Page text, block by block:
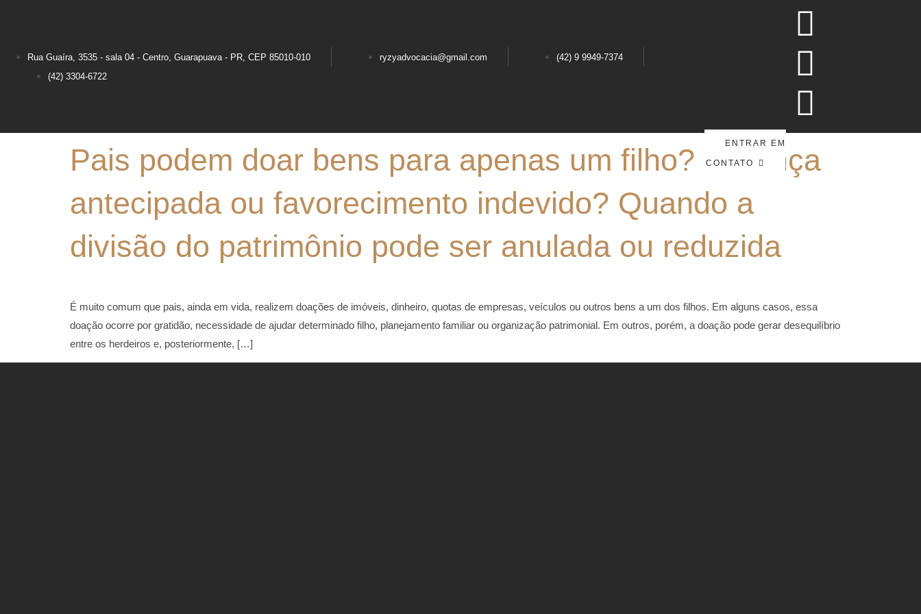
Rua Guaíra, 3535 - sala 04 - Centro, Guarapuava - PR, CEP 85010-010 ryzyadvocacia@gmail.com
(42) 9 9949-7374
(42) 3304-6722
ENTRAR EM
CONTATO
Pais podem doar bens para apenas um filho? Herança
antecipada ou favorecimento indevido? Quando a
divisão do patrimônio pode ser anulada ou reduzida
É muito comum que pais, ainda em vida, realizem doações de imóveis, dinheiro, quotas de empresas, veículos ou outros bens a um dos filhos. Em alguns casos, essa
doação ocorre por gratidão, necessidade de ajudar determinado filho, planejamento familiar ou organização patrimonial. Em outros, porém, a doação pode gerar desequilíbrio
entre os herdeiros e, posteriormente, […]